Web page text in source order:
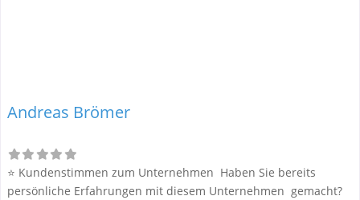
Andreas Brömer
⭐ Kundenstimmen zum Unternehmen Haben Sie bereits
persönliche Erfahrungen mit diesem Unternehmen gemacht?